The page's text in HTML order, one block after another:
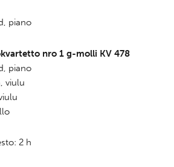
piano
nro 1 g-molli KV 478
piano
viulu
2 h